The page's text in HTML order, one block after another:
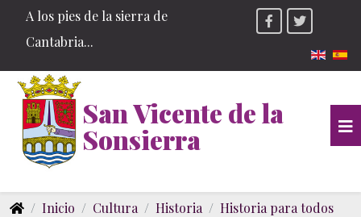
A los pies de la sierra de
Cantabria...
San Vicente de la
Sonsierra
Inicio Cultura Historia
Historia para todos